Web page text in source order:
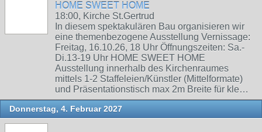
HOME SWEET HOME
18:00, Kirche St.Gertrud
In diesem spektakulären Bau organisieren wir
eine themenbezogene Ausstellung Vernissage:
Freitag, 16.10.26, 18 Uhr Öffnungszeiten: Sa.-
Di.13-19 Uhr HOME SWEET HOME
Ausstellung innerhalb des Kirchenraumes
mittels 1-2 Staffeleien/Künstler (Mittelformate)
und Präsentationstisch max 2m Breite für kle…
Donnerstag, 4. Februar 2027